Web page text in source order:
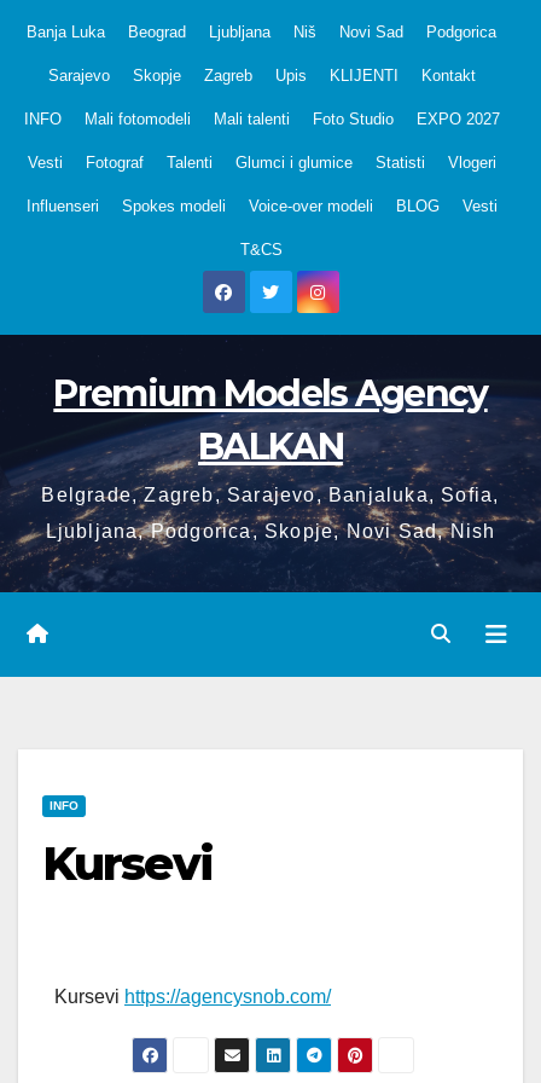
Banja Luka Beograd Ljubljana Niš Novi Sad Podgorica
Sarajevo Skopje Zagreb Upis KLIJENTI Kontakt
INFO Mali fotomodeli Mali talenti Foto Studio EXPO 2027
Vesti Fotograf Talenti Glumci i glumice Statisti Vlogeri
Influenseri Spokes modeli Voice-over modeli BLOG Vesti
T&CS
Premium Models Agency
BALKAN
Belgrade, Zagreb, Sarajevo, Banjaluka, Sofia,
Ljubljana, Podgorica, Skopje, Novi Sad, Nish
INFO
Kursevi
Kursevi https://agencysnob.com/